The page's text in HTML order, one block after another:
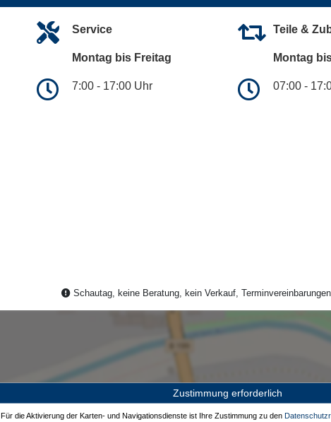
Service
Montag bis Freitag
7:00 - 17:00 Uhr
Teile &
Montag
07:00 -
Schautag, keine Beratung, kein Verkauf,
Zustimmung erforderlich
Für die Aktivierung der Karten- und Navigationsdienste ist Ihre Zustimmung zu den